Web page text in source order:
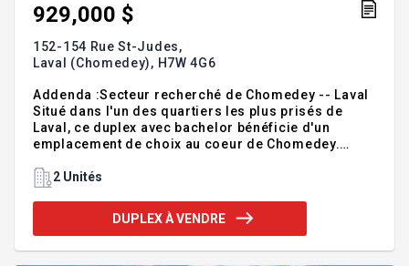
929,000 $
152-154 Rue St-Judes,
Laval (Chomedey), H7W 4G6
Addenda :Secteur recherché de Chomedey -- Laval
Situé dans l'un des quartiers les plus prisés de
Laval, ce duplex avec bachelor bénéficie d'un
emplacement de choix au coeur de Chomedey.
services et son accès rapide à Montréal, ce secteur
attire autant les familles que les professionnels et
2 Unités
DUPLEX À VENDRE